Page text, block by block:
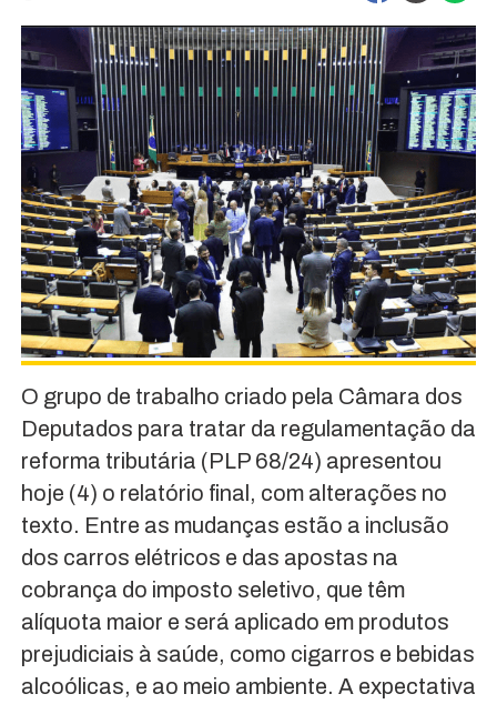
O grupo de trabalho criado pela Câmara dos
Deputados para tratar da regulamentação da
reforma tributária (PLP 68/24) apresentou
hoje (4) o relatório final, com alterações no
texto. Entre as mudanças estão a inclusão
dos carros elétricos e das apostas na
cobrança do imposto seletivo, que têm
alíquota maior e será aplicado em produtos
prejudiciais à saúde, como cigarros e bebidas
alcoólicas, e ao meio ambiente. A expectativa